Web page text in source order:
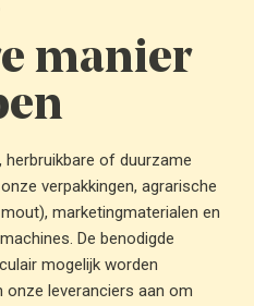
manier
herbruikbare of duurzame
verpakkingen, agrarische
marketingmaterialen en
De benodigde
mogelijk worden
onze leveranciers aan om